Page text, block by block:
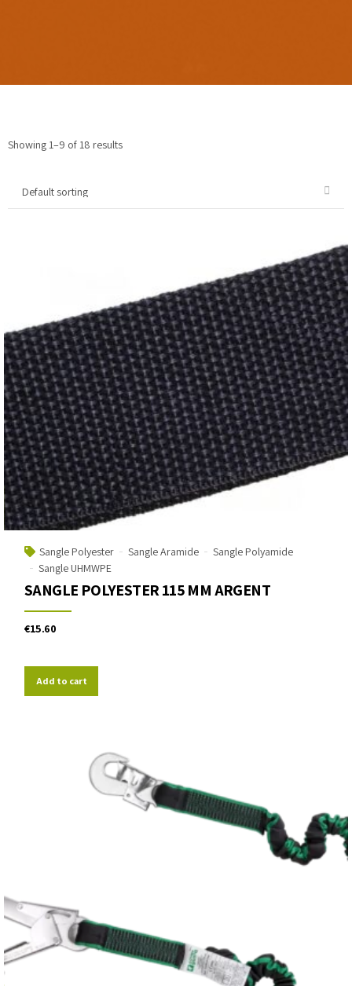
Showing 1–9 of 18 results
Sangle Polyester Sangle Aramide
Sangle Polyamide
Sangle UHMWPE
SANGLE POLYESTER 115 MM ARGENT
€15.60
Add to cart